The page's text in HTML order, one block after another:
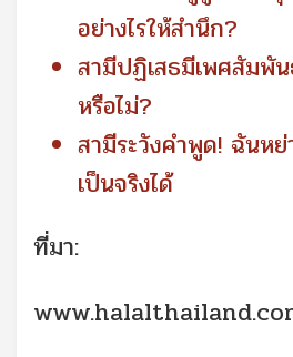
อย่างไรให้สำนึก?
สามีปฏิเสธมีเพศสัมพั
หรือไม่?
สามีระวังคำพูด! ฉันห
เป็นจริงได้
ที่มา: